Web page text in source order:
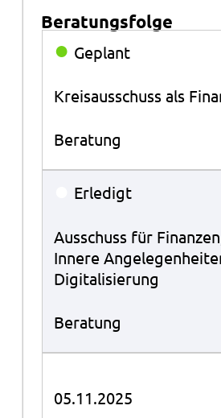
Beratungsfolge
● Geplant
Kreisausschuss als
Beratung
Erledigt
Ausschuss für
Innere
Digitalisierung
Beratung
05.11.2025